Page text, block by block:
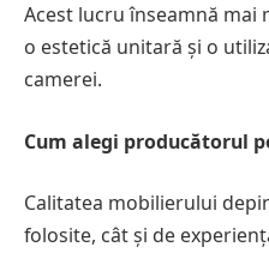
Acest lucru înseamnă mai
o estetică unitară și o
camerei.
Cum alegi producătorul
Calitatea mobilierului
folosite, cât și de